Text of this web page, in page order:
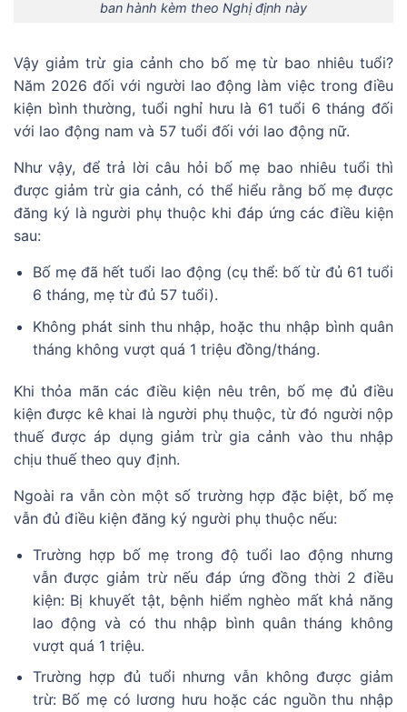
ban hành kèm theo Nghị định này
Vậy giảm trừ gia cảnh cho bố mẹ từ bao nhiêu tuổi?
Năm 2026 đối với người lao động làm việc trong điều
kiện bình thường, tuổi nghỉ hưu là 61 tuổi 6 tháng đối
với lao động nam và 57 tuổi đối với lao động nữ.
Như vậy, để trả lời câu hỏi bố mẹ bao nhiêu tuổi thì
được giảm trừ gia cảnh, có thể hiểu rằng bố mẹ được
đăng ký là người phụ thuộc khi đáp ứng các điều kiện
sau:
Bố mẹ đã hết tuổi lao động (cụ thể: bố từ đủ 61 tuổi
6 tháng, mẹ từ đủ 57 tuổi).
Không phát sinh thu nhập, hoặc thu nhập bình quân
tháng không vượt quá 1 triệu đồng/tháng.
Khi thỏa mãn các điều kiện nêu trên, bố mẹ đủ điều
kiện được kê khai là người phụ thuộc, từ đó người nộp
thuế được áp dụng giảm trừ gia cảnh vào thu nhập
chịu thuế theo quy định.
Ngoài ra vẫn còn một số trường hợp đặc biệt, bố mẹ
vẫn đủ điều kiện đăng ký người phụ thuộc nếu:
Trường hợp bố mẹ trong độ tuổi lao động nhưng
vẫn được giảm trừ nếu đáp ứng đồng thời 2 điều
kiện: Bị khuyết tật, bệnh hiểm nghèo mất khả năng
lao động và có thu nhập bình quân tháng không
vượt quá 1 triệu.
Trường hợp đủ tuổi nhưng vẫn không được giảm
trừ: Bố mẹ có lương hưu hoặc các nguồn thu nhập